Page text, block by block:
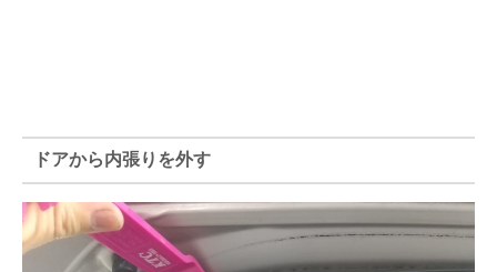
ドアから内張りを外す